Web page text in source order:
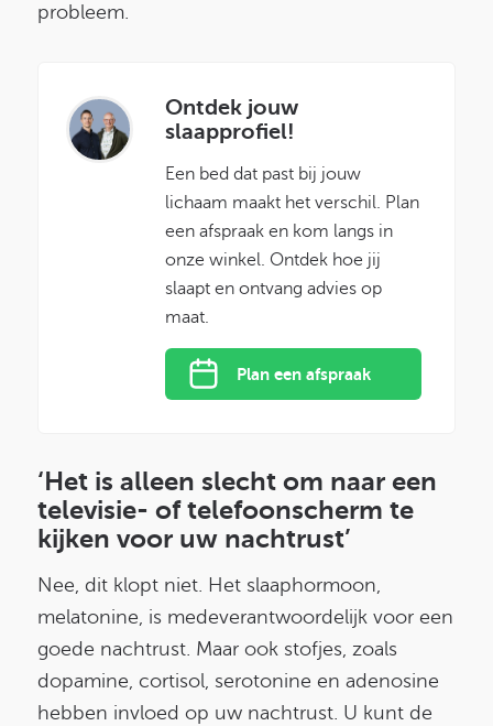
probleem.
Ontdek jouw
slaapprofiel!
Een bed dat past bij jouw
lichaam maakt het verschil. Plan
een afspraak en kom langs in
onze winkel. Ontdek hoe jij
slaapt en ontvang advies op
maat.
Plan een afspraak
‘Het is alleen slecht om naar een
televisie- of telefoonscherm te
kijken voor uw nachtrust’
Nee, dit klopt niet. Het slaaphormoon,
melatonine, is medeverantwoordelijk voor een
goede nachtrust. Maar ook stofjes, zoals
dopamine, cortisol, serotonine en adenosine
hebben invloed op uw nachtrust. U kunt de